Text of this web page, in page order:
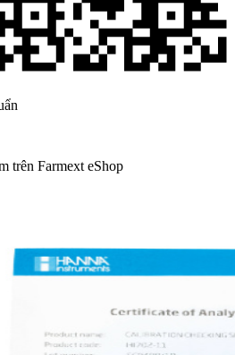
trên Farmext eShop